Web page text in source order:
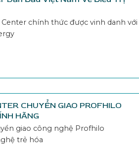
Center chính thức được vinh danh với
CHUYỂN GIAO PROFHILO
HÃNG
giao công nghệ Profhilo
trẻ hóa